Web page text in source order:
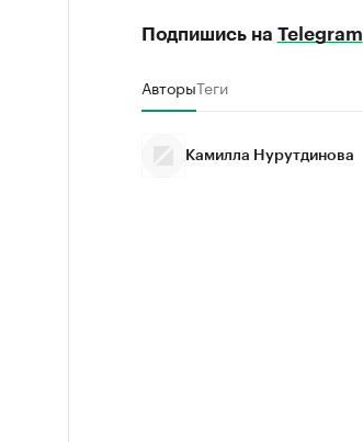
Подпишись на Telegram
АвторыТеги
Камилла Нурутдинова